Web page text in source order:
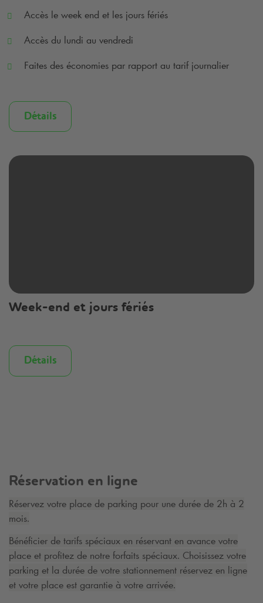
Accès le week end et les jours fériés
Accès du lundi au vendredi
Faites des économies par rapport au tarif journalier
Détails
Week-end et jours fériés
Détails
Réservation en ligne
Réservez votre place de parking pour une durée de 2h à 2
mois.
Bénéficier de tarifs spéciaux en réservant en avance votre
place et profitez de notre forfaits spéciaux. Choisissez votre
parking et la durée de votre stationnement réservez en ligne
et votre place est garantie à votre arrivée.